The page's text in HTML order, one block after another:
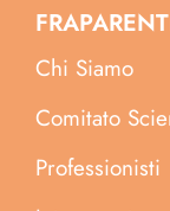
Chi Siamo
Comitato
Professionisti